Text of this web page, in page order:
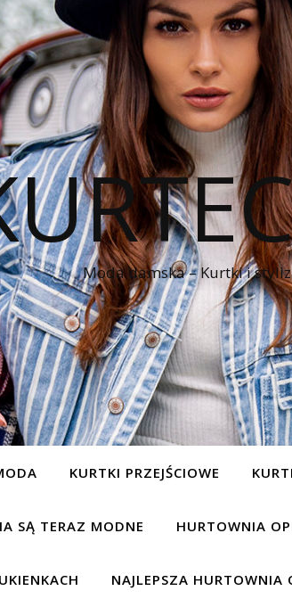
Moda damska – Kurtki i
KURTKI PRZEJŚCIOWE
SĄ TERAZ MODNE HURTOWNIA
NAJLEPSZA HURTOWNIA